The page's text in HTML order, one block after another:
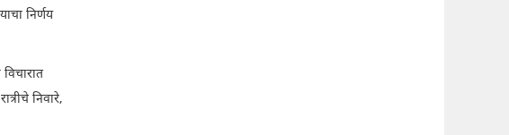
निर्णय
निवारे,